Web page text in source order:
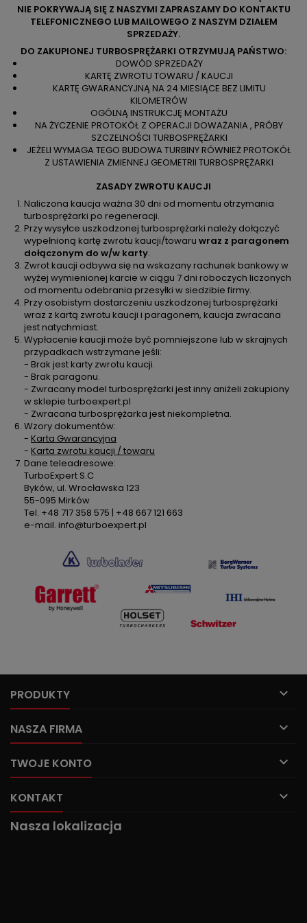
NIE POKRYWAJĄ SIĘ Z NASZYMI ZAPRASZAMY DO KONTAKTU
TELEFONICZNEGO LUB MAILOWEGO Z NASZYM DZIAŁEM
SPRZEDAŻY.
DO ZAKUPIONEJ TURBOSPRĘŻARKI OTRZYMUJĄ PAŃSTWO:
DOWÓD SPRZEDAŻY
KARTĘ ZWROTU TOWARU / KAUCJI
KARTĘ GWARANCYJNĄ NA 24 MIESIĄCE BEZ LIMITU
KILOMETRÓW
OGÓLNĄ INSTRUKCJĘ MONTAŻU
NA ŻYCZENIE PROTOKÓŁ Z OPERACJI DOWAŻANIA , PRÓBY
SZCZELNOŚCI TURBOSPRĘŻARKI
JEŻELI WYMAGA TEGO BUDOWA TURBINY RÓWNIEŻ PROTOKÓŁ
Z USTAWIENIA ZMIENNEJ GEOMETRII TURBOSPRĘŻARKI
ZASADY ZWROTU KAUCJI
Naliczona kaucja ważna 30 dni od momentu otrzymania
turbosprężarki po regeneracji.
Przy wysyłce uszkodzonej turbosprężarki należy dołączyć
wypełnioną kartę zwrotu kaucji/towaru wraz z paragonem
dołączonym do w/w karty.
Zwrot kaucji odbywa się na wskazany rachunek bankowy w
wyżej wymienionej karcie w ciągu 7 dni roboczych liczonych
od momentu odebrania przesyłki w siedzibie firmy.
Przy osobistym dostarczeniu uszkodzonej turbosprężarki
wraz z kartą zwrotu kaucji i paragonem, kaucja zwracana
jest natychmiast.
Wypłacenie kaucji może być pomniejszone lub w skrajnych
przypadkach wstrzymane jeśli:
- Brak jest karty zwrotu kaucji.
- Brak paragonu.
- Zwracany model turbosprężarki jest inny aniżeli zakupiony
w sklepie turboexpert.pl
- Zwracana turbosprężarka jest niekompletna.
Wzory dokumentów:
- Karta Gwarancyjna
- Karta zwrotu kaucji / towaru
Dane teleadresowe:
TurboExpert S.C
Byków, ul. Wrocławska 123
55-095 Mirków
Tel. +48 717 358 575 | +48 667 121 663
e-mail. info@turboexpert.pl
PRODUKTY 
NASZA FIRMA 
TWOJE KONTO 
KONTAKT 
Nasza lokalizacja